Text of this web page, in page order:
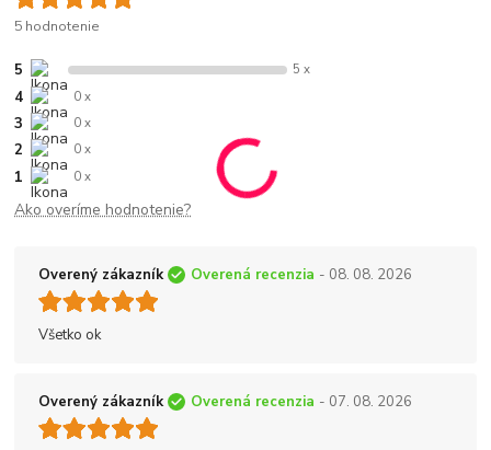
5 hodnotenie
5 5 x
4 0 x
3 0 x
2 0 x
1 0 x
Ako overíme hodnotenie?
Overený zákazník Overená recenzia - 08. 08. 2026
Všetko ok
Overený zákazník Overená recenzia - 07. 08. 2026